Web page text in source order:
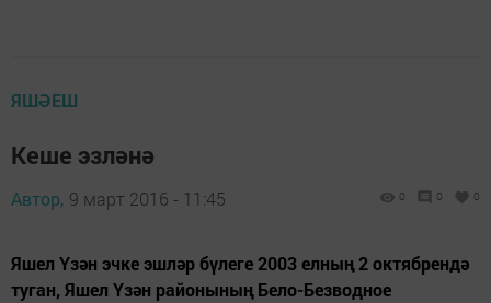
ЯШӘЕШ
Кеше эзләнә
Автор, 9 март 2016 - 11:45 0 0 0
Яшел Үзән эчке эшләр бүлеге 2003 елның 2 октябрендә
туган, Яшел Үзән районының Бело-Безводное